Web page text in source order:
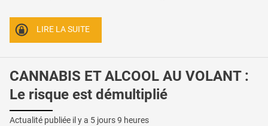
LIRE LA SUITE
CANNABIS ET ALCOOL AU VOLANT :
Le risque est démultiplié
Actualité publiée il y a 5 jours 9 heures